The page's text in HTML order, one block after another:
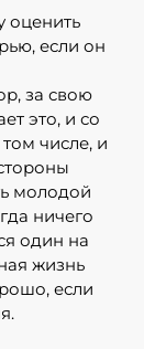
оценить
если он
за свою
это, и со
числе, и
молодой
ничего
один на
жизнь
если